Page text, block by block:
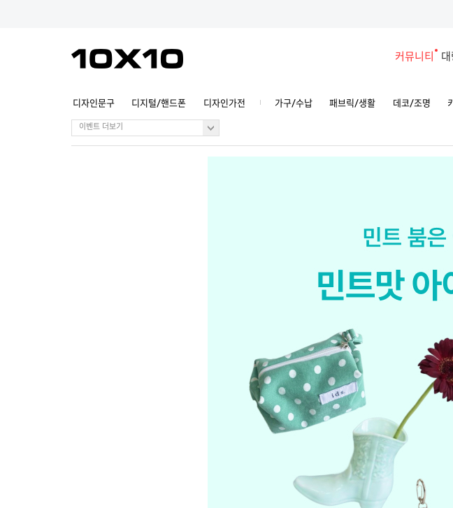
커뮤니티 대
디자인문구 디지털/핸드폰 디자인가전 가구/수납 패브릭/생활 데코/조명
이벤트 더보기